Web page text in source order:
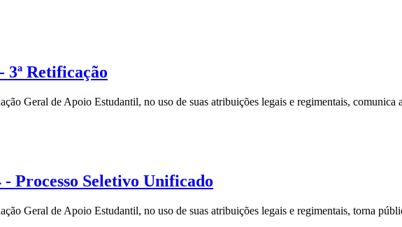
3ª Retificação
Geral de Apoio Estudantil, no uso de suas atribuições legais e regimentais,
Processo Seletivo Unificado
Geral de Apoio Estudantil, no uso de suas atribuições legais e regimentais, torna